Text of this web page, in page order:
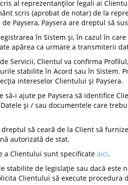
al reprezentanților legali ai
scris (aprobat de notar) de la
Paysera, Paysera are dreptul să
în Sistem și, în cazul în
apărea ca urmare a transmiterii
Servicii, Clientul va confirma
stabilite în Acord sau în Sistem.
intereselor Clientului și Paysera.
i ajute pe Paysera să identifice
și / sau documentele care
să ceară de la Client să
autorizată de stat.
a Clientului sunt specificate aici.
de legislație sau dacă este
Clientului să execute